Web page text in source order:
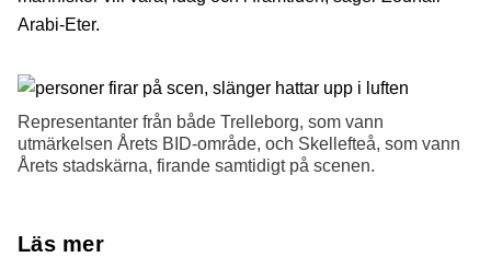
Arabi-Eter.
Representanter från både Trelleborg, som vann
utmärkelsen Årets BID-område, och Skellefteå, som vann
Årets stadskärna, firande samtidigt på scenen.
Läs mer